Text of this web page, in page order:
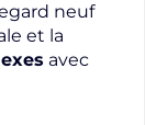
neuf
et la
avec